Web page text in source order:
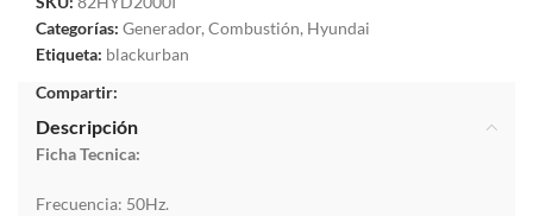
Categorías: Generador, Combustión, Hyundai
Etiqueta: blackurban
Compartir:
Descripción
Ficha Tecnica:
Frecuencia: 50Hz.